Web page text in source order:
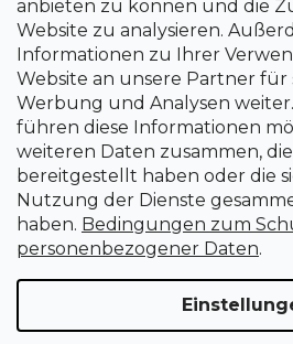
anbieten zu können und die
Website zu analysieren.
Informationen zu Ihrer
Website an unsere Partner für
Werbung und Analysen
führen diese Informationen
weiteren Daten zusammen,
bereitgestellt haben oder die
Nutzung der Dienste
haben. Bedingungen zum
personenbezogener Daten.
Erstellt von